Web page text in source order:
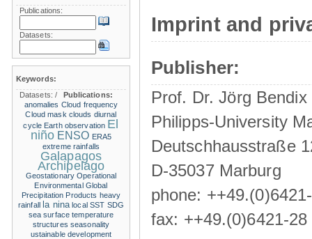
Imprint and
Publisher:
Prof. Dr. Jörg Bendix
Philipps-University
Deutschhausstraße
D-35037 Marburg
phone:
fax: ++49.(0)6421-28
Publications:
Datasets:
Keywords:
Datasets:/
Publications:
anomalies Cloud frequency
Cloud mask clouds diurnal
cycle Earth observation El
niño ENSO ERA5
extreme rainfalls
Galapagos
Archipelago
Geostationary Operational
Environmental Global
Precipitation Products heavy
rainfall
la nina local SST SDG
sea surface temperature
structures seasonality
ustainable development